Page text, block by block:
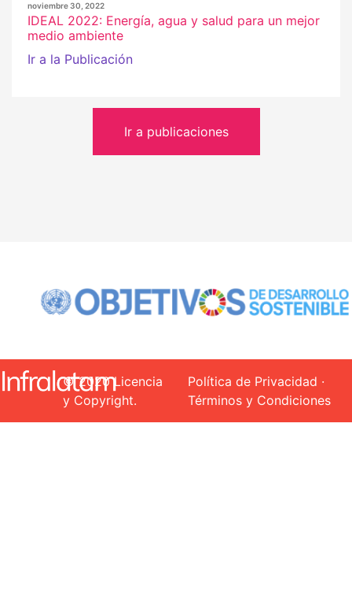
noviembre 30, 2022
IDEAL 2022: Energía, agua y salud para un mejor
medio ambiente
Ir a la Publicación
Ir a publicaciones
© 2020 Licencia
y Copyright.
Política de Privacidad ·
Términos y Condiciones